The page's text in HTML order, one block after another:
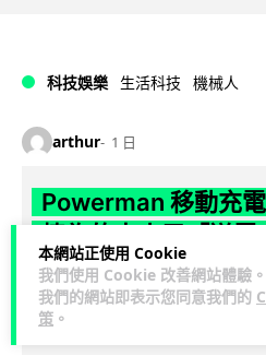
本網站正使用 Cookie
我們使用 Cookie 改善網站體驗
我們的網站即表示您同意我們的
策 。
科技娛樂 生活科技 機械人
arthur 1 日
Powerman 移動充
樁為的士小巴「送電
你架電動車喺停車場搵唔到樁？
充電。THEi 高科院同內地公司研
械人，唔使鋪線裝樁...